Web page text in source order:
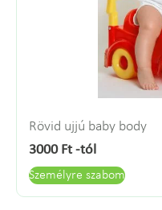
Rövid ujjú baby body
3000 Ft-tól
Személyre szabom